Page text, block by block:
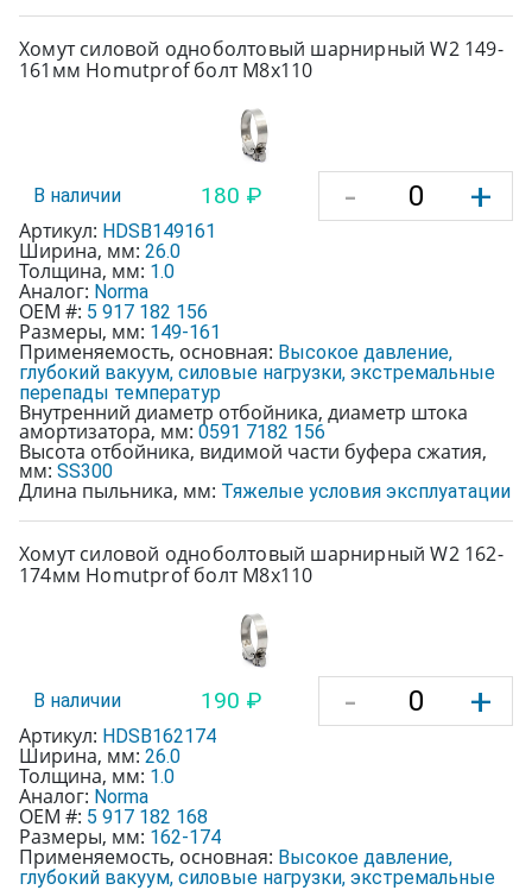
Хомут силовой одноболтовый шарнирный W2 149-
161мм Homutprof болт М8х110
В наличии 180 ₽ - +
Артикул: HDSB149161
Ширина, мм: 26.0
Толщина, мм: 1.0
Аналог: Norma
OEM #: 5 917 182 156
Размеры, мм: 149-161
Применяемость, основная: Высокое давление,
глубокий вакуум, силовые нагрузки, экстремальные
перепады температур
Внутренний диаметр отбойника, диаметр штока
амортизатора, мм: 0591 7182 156
Высота отбойника, видимой части буфера сжатия,
мм: SS300
Длина пыльника, мм: Тяжелые условия эксплуатации
Хомут силовой одноболтовый шарнирный W2 162-
174мм Homutprof болт М8х110
В наличии 190 ₽ - +
Артикул: HDSB162174
Ширина, мм: 26.0
Толщина, мм: 1.0
Аналог: Norma
OEM #: 5 917 182 168
Размеры, мм: 162-174
Применяемость, основная: Высокое давление,
глубокий вакуум, силовые нагрузки, экстремальные